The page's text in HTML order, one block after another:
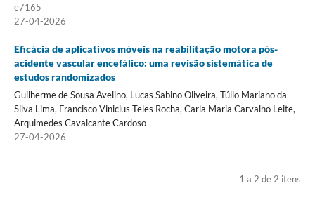
e7165
27-04-2026
Eficácia de aplicativos móveis na reabilitação motora pós-
acidente vascular encefálico: uma revisão sistemática de
estudos randomizados
Guilherme de Sousa Avelino, Lucas Sabino Oliveira, Túlio Mariano da
Silva Lima, Francisco Vinicius Teles Rocha, Carla Maria Carvalho Leite,
Arquimedes Cavalcante Cardoso
27-04-2026
1 a 2 de 2 itens